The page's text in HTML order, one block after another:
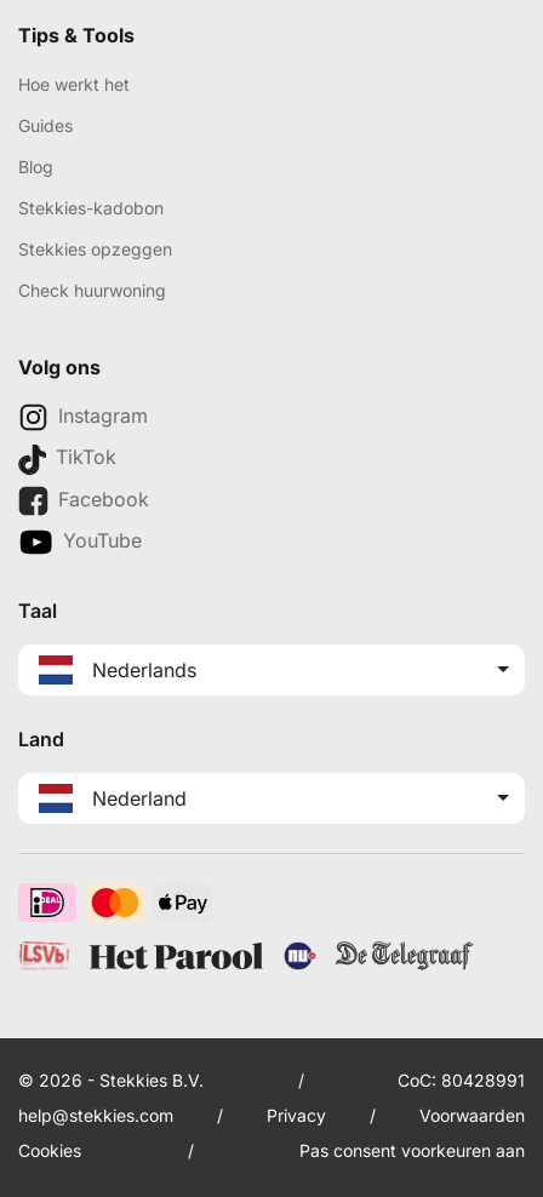
Tips & Tools
Hoe werkt het
Guides
Blog
Stekkies-kadobon
Stekkies opzeggen
Check huurwoning
Volg ons
Instagram
TikTok
Facebook
YouTube
Taal
Nederlands
Land
Nederland
© 2026 - Stekkies B.V. /
CoC: 80428991
help@stekkies.com
/ Privacy /
Voorwaarden
Cookies
/ Pas consent voorkeuren aan